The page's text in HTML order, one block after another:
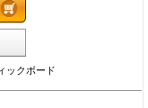
ックボード